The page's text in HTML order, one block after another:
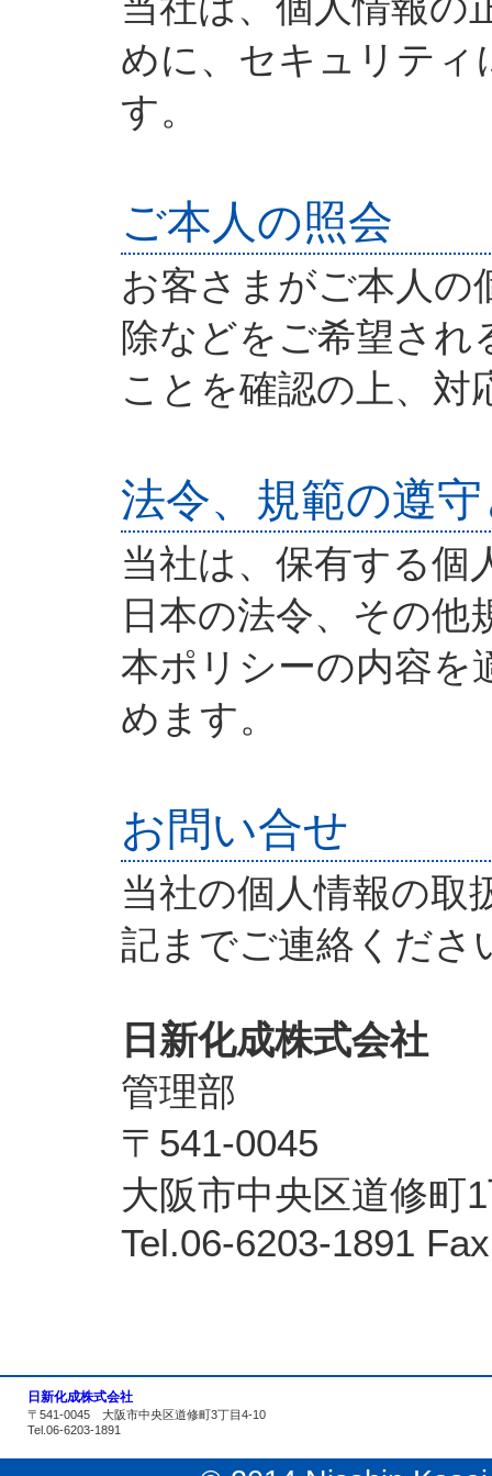
めに、セキュリティ
す。
ご本人の照会
お客さまがご本人の
除などをご希望され
ことを確認の上、対
法令、規範の遵
当社は、保有する個
日本の法令、その他
本ポリシーの内容を
めます。
お問い合せ
当社の個人情報の取
記までご連絡くださ
日新化成株式会社
管理部
〒541-0045
大阪市中央区道修町
Tel.06-6203-1891
日新化成株式会社
〒541-0045 大阪市中央区道修町3丁目4-10
Tel.06-6203-1891